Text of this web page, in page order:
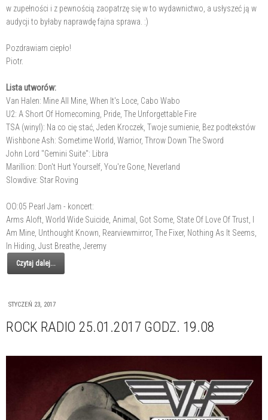
w zupełności i z pewnością zaopatrzę się w to wydawnictwo, a usłyszeć ją w
audycji to byłaby naprawdę fajna sprawa. :)
Pozdrawiam ciepło!
Piotr.
Lista utworów:
Van Halen: Mine All Mine, When It's Loce, Cabo Wabo
U2: A Short Of Homecoming, Pride, The Unforgettable Fire
TSA (winyl): Na co cię stać, Jeden Kroczek, Twoje sumienie, Bez podtekstów
Wishbone Ash: Sometime World, Warrior, Throw Down The Sword
John Lord "Gemini Suite": Libra
Marillion: Don't Hurt Yourself, You're Gone, Neverland
Slowdive: Star Roving
OO:05 Pearl Jam - koncert:
Arms Aloft, World Wide Suicide, Animal, Got Some, State Of Love Of Trust, I
Am Mine, Unthought Known, Rearviewmirror, The Fixer, Nothing As It Seems,
In Hiding, Just Breathe, Jeremy
Czytaj dalej...
STYCZEŃ 23, 2017
ROCK RADIO 25.01.2017 GODZ. 19.08